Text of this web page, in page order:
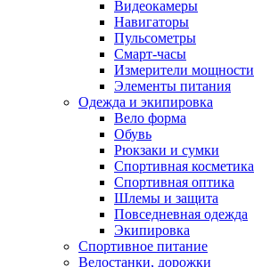
Видеокамеры
Навигаторы
Пульсометры
Смарт-часы
Измерители мощности
Элементы питания
Одежда и экипировка
Вело форма
Обувь
Рюкзаки и сумки
Спортивная косметика
Спортивная оптика
Шлемы и защита
Повседневная одежда
Экипировка
Спортивное питание
Велостанки, дорожки